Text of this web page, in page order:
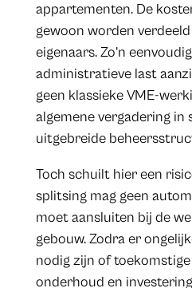
appartementen. De
gewoon worden
eigenaars. Zo’n
administratieve last
geen klassieke VME-
algemene vergadering in
uitgebreide
Toch schuilt hier een
splitsing mag geen
moet aansluiten bij de
gebouw. Zodra er
nodig zijn of
onderhoud en